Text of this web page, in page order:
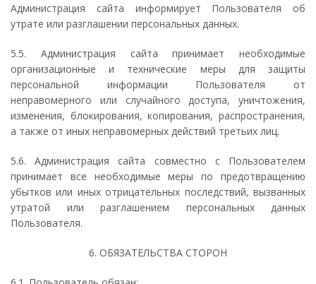
Администрация сайта информирует Пользователя об
утрате или разглашении персональных данных.
5.5. Администрация сайта принимает необходимые
организационные и технические меры для защиты
персональной информации Пользователя от
неправомерного или случайного доступа, уничтожения,
изменения, блокирования, копирования, распространения,
а также от иных неправомерных действий третьих лиц.
5.6. Администрация сайта совместно с Пользователем
принимает все необходимые меры по предотвращению
убытков или иных отрицательных последствий, вызванных
утратой или разглашением персональных данных
Пользователя.
6. ОБЯЗАТЕЛЬСТВА СТОРОН